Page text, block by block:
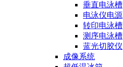
垂直电泳槽
电泳仪电源
转印电泳槽
测序电泳槽
蓝光切胶仪
成像系统